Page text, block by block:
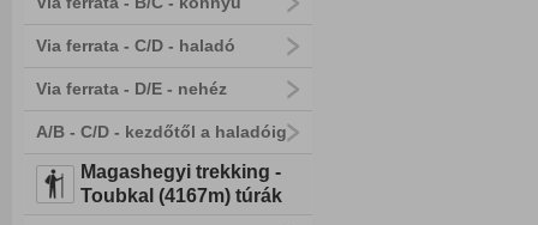
Via ferrata - C/D - haladó
Via ferrata - D/E - nehéz
A/B - C/D - kezdőtől a haladóig
Magashegyi trekking -
Toubkal (4167m) túrák